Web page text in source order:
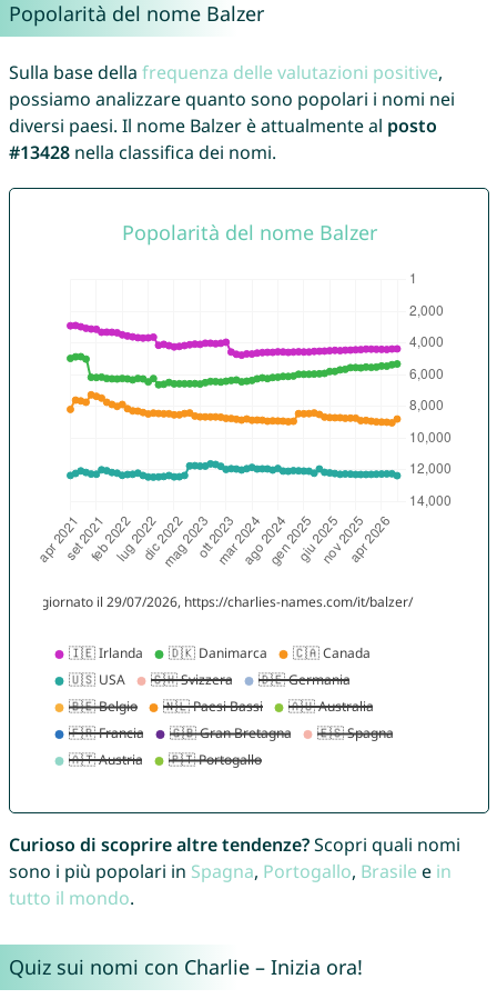
Popolarità del nome Balzer
Sulla base della frequenza delle valutazioni positive,
possiamo analizzare quanto sono popolari i nomi nei
diversi paesi. Il nome Balzer è attualmente al posto
#13428nella classifica dei nomi.
Curioso di scoprire altre tendenze?Scopri quali nomi
sono i più popolari in Spagna, Portogallo, Brasile e in
tutto il mondo.
Quiz sui nomi con Charlie – Inizia ora!